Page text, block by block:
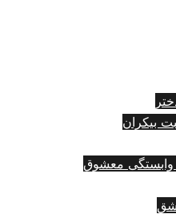
بیکران
معشوق